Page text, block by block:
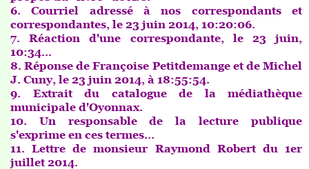
6. Courriel adressé à nos correspondants et
correspondantes, le 23 juin 2014, 10:20:06.
7. Réaction d'une correspondante, le 23 juin,
10:34...
8. Réponse de Françoise Petitdemange et de Michel
J. Cuny, le 23 juin 2014, à 18:55:54.
9. Extrait du catalogue de la médiathèque
municipale d'Oyonnax.
10. Un responsable de la lecture publique
s'exprime en ces termes...
11. Lettre de monsieur Raymond Robert du 1er
juillet 2014.